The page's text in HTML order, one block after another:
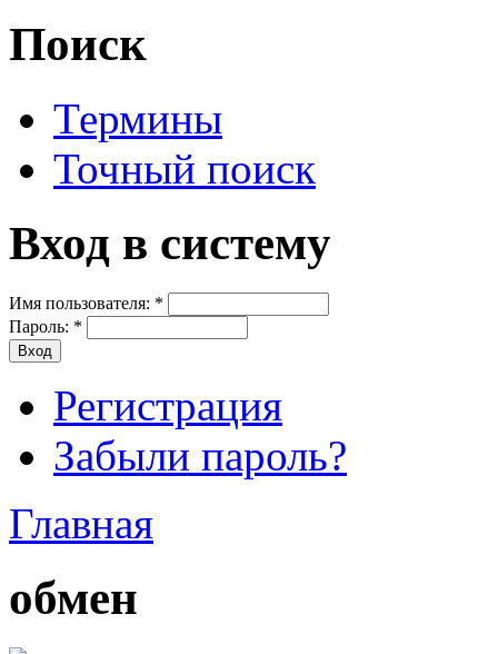
Поиск
Термины
Точный поиск
Вход в систему
Имя пользователя: *
Пароль: *
Регистрация
Забыли пароль?
Главная
обмен